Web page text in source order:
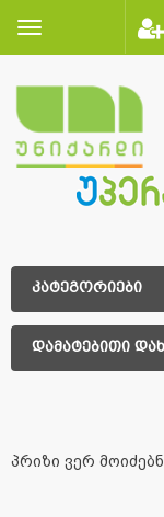
კატეგორიები
დამატებითი
პრიზი ვერ